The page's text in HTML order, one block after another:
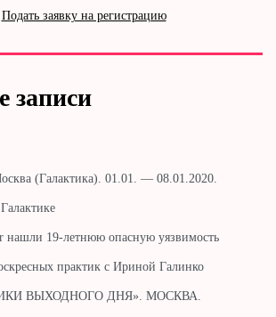
записи
(Галактика). 01.01. — 08.01.2020.
нашли 19-летнюю опасную уязвимость
практик с Ириной Галинко
ВЫХОДНОГО ДНЯ». МОСКВА.